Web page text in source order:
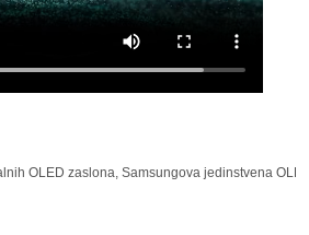
OLED zaslona, Samsungova jedinstvena